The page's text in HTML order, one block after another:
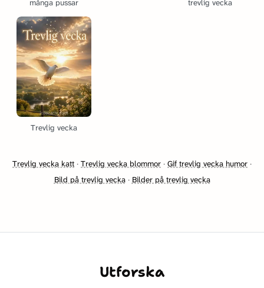
många pussar
trevlig vecka
Trevlig vecka
Trevlig vecka katt · Trevlig vecka blommor · Gif trevlig vecka humor ·
Bild på trevlig vecka· Bilder på trevlig vecka
Utforska